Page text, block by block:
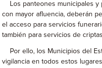
Los panteones municipales y
con mayor afluencia, deberán
el acceso para servicios
también para servicios de
Por ello, los Municipios del
vigilancia en todos estos